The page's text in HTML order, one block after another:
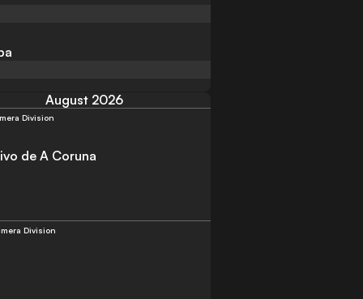
August 2026
Division
de A Coruna
Division